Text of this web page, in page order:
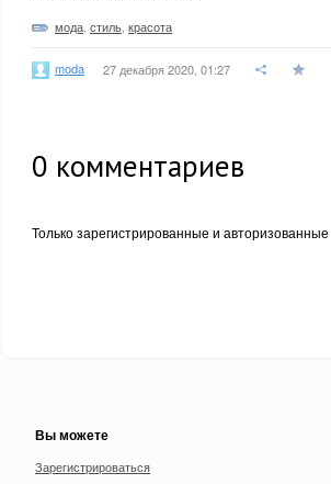
мода стиль красота
moda 27 декабря 2020, 01:27
0 комментариев
Только зарегистрированные и
Вы можете
Зарегистрироваться